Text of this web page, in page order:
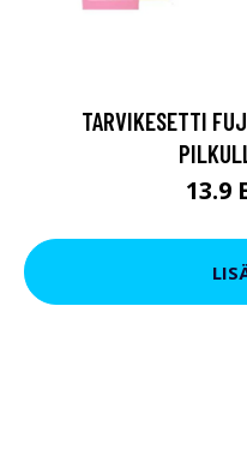
TARVIKESETTI
13.9